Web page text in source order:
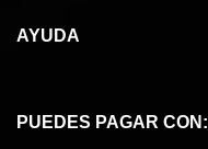
AYUDA
Cómo comprar
PUEDES PAGAR CON: